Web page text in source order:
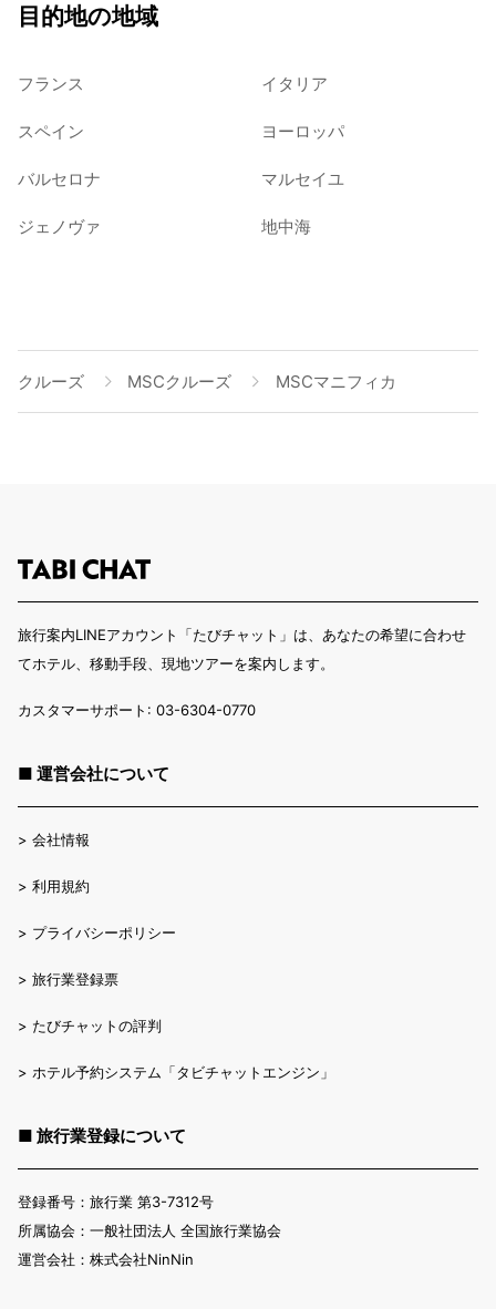
目的地の地域
フランス イタリア
スペイン ヨーロッパ
バルセロナ マルセイユ
ジェノヴァ 地中海
クルーズ MSCクルーズ MSCマニフィカ
旅行案内LINEアカウント「たびチャット」は、あなたの希望に合わせ
てホテル、移動手段、現地ツアーを案内します。
カスタマーサポート: 03-6304-0770
■ 運営会社について
> 会社情報
> 利用規約
> プライバシーポリシー
> 旅行業登録票
> たびチャットの評判
> ホテル予約システム「タビチャットエンジン」
■ 旅行業登録について
登録番号：旅行業 第3-7312号
所属協会：一般社団法人 全国旅行業協会
運営会社：株式会社NinNin